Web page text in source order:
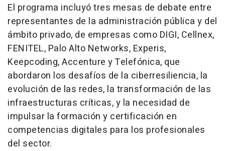
El programa incluyó tres mesas de debate entre
representantes de la administración pública y del
ámbito privado, de empresas como DIGI, Cellnex,
FENITEL, Palo Alto Networks, Experis,
Keepcoding, Accenture y Telefónica, que
abordaron los desafíos de la ciberresiliencia, la
evolución de las redes, la transformación de las
infraestructuras críticas, y la necesidad de
impulsar la formación y certificación en
competencias digitales para los profesionales
del sector.